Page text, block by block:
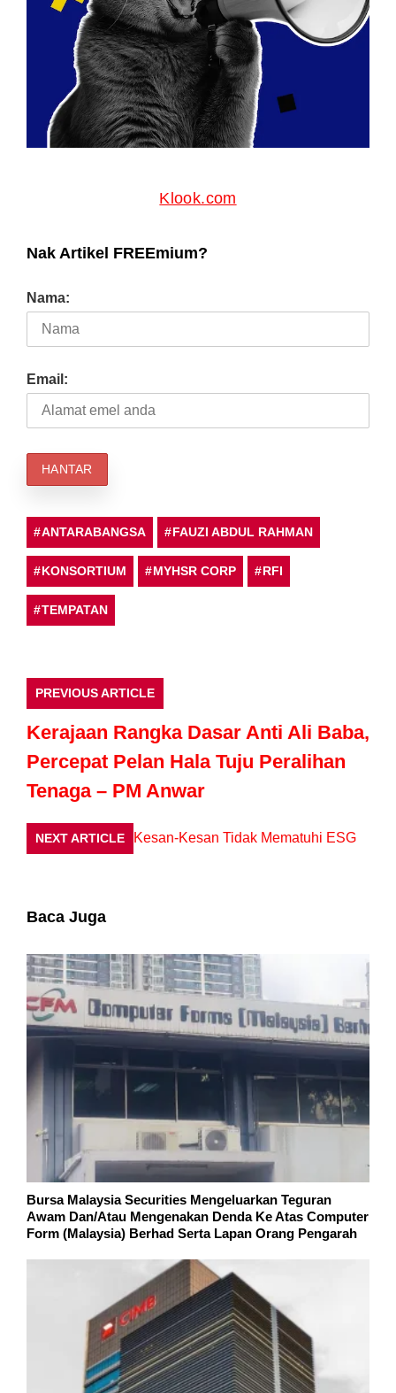
Klook.com
Nak Artikel FREEmium?
Nama:
Email:
ANTARABANGSA FAUZI ABDUL RAHMAN
KONSORTIUM MYHSR CORP RFI
TEMPATAN
PREVIOUS ARTICLE
Kerajaan Rangka Dasar Anti Ali Baba,
Percepat Pelan Hala Tuju Peralihan
Tenaga – PM Anwar
NEXT ARTICLE Kesan-Kesan Tidak Mematuhi ESG
Baca Juga
Bursa Malaysia Securities Mengeluarkan Teguran
Awam Dan/Atau Mengenakan Denda Ke Atas Computer
Form (Malaysia) Berhad Serta Lapan Orang Pengarah